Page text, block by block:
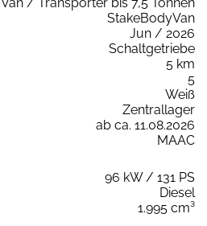
StakeBodyVan
Jun / 2026
Schaltgetriebe
5 km
5
Weiß
Zentrallager
ab ca. 11.08.2026
MAAC
96 kW / 131 PS
Diesel
1.995 cm³